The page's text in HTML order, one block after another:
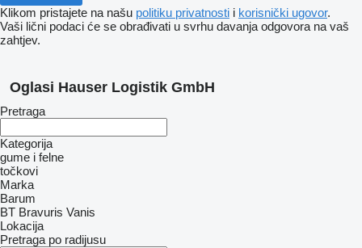
Klikom pristajete na našu politiku privatnosti i korisnički ugovor.
Vaši lični podaci će se obrađivati ​​u svrhu davanja odgovora na vaš
zahtjev.
Oglasi Hauser Logistik GmbH
Pretraga
Kategorija
gume i felne
točkovi
Marka
Barum
BT Bravuris Vanis
Lokacija
Pretraga po radijusu